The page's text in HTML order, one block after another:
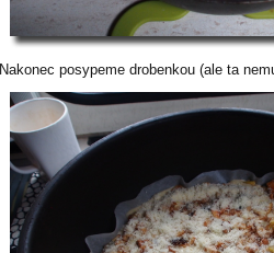
Nakonec posypeme drobenkou (ale ta